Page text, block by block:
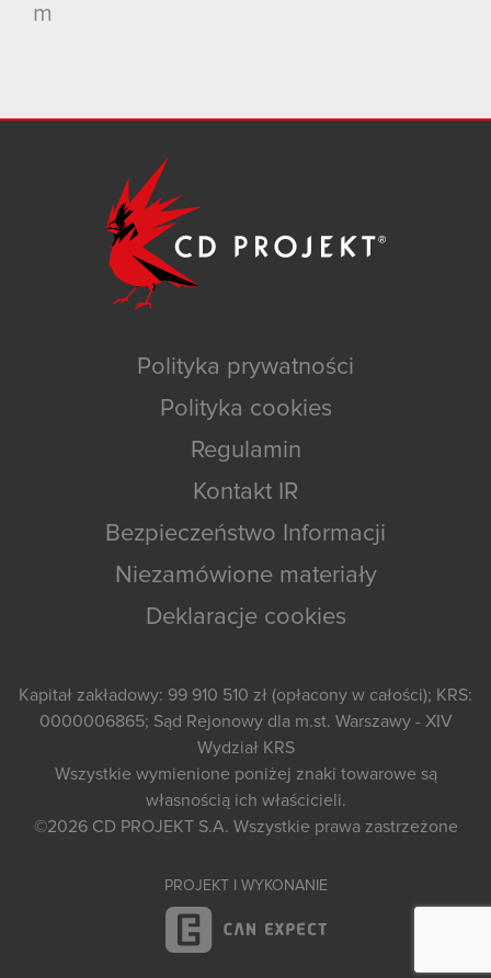
m
Polityka prywatności
Polityka cookies
Regulamin
Kontakt IR
Bezpieczeństwo Informacji
Niezamówione materiały
Deklaracje cookies
Kapitał zakładowy: 99 910 510 zł (opłacony w całości); KRS:
0000006865; Sąd Rejonowy dla m.st. Warszawy - XIV
Wydział KRS
Wszystkie wymienione poniżej znaki towarowe są
własnością ich właścicieli.
©2026 CD PROJEKT S.A. Wszystkie prawa zastrzeżone
PROJEKT I WYKONANIE